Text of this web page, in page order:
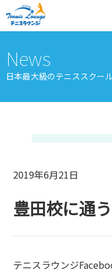
News
日本最大級のテニススクー
2019年6月21日
豊田校に通
テニスラウンジ